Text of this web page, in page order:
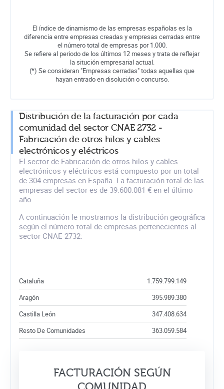
El índice de dinamismo de las empresas españolas es la
diferencia entre empresas creadas y empresas cerradas entre
el número total de empresas por 1.000.
Se refiere al periodo de los últimos 12 meses y trata de reflejar
la situción empresarial actual.
(*) Se consideran "Empresas cerradas" todas aquellas que
hayan entrado en disolución o concurso.
Distribución de la facturación por cada
comunidad del sector CNAE 2732 -
Fabricación de otros hilos y cables
electrónicos y eléctricos
El sector de Fabricación de otros hilos y cables
electrónicos y eléctricos está compuesto por un total
de 304 empresas en España. La facturación total de las
empresas del sector es de 39.600.081 € en el último
año
A continuación le mostramos la distribución geográfica
según el número total de empresas pertenecientes al
sector CNAE 2732:
Cataluña
1.759.799.149
Aragón
395.989.380
Castilla León
347.408.634
Resto De Comunidades
363.059.584
FACTURACIÓN SEGÚN